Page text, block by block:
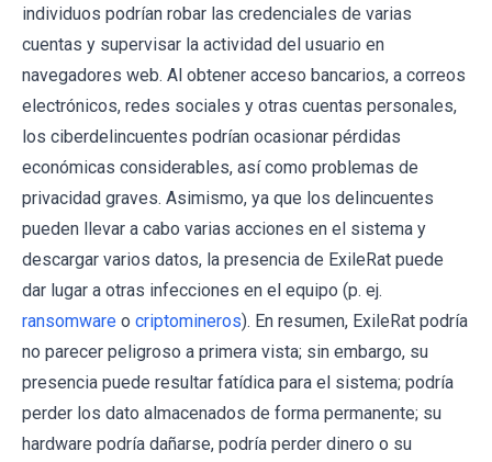
individuos podrían robar las credenciales de varias
cuentas y supervisar la actividad del usuario en
navegadores web. Al obtener acceso bancarios, a correos
electrónicos, redes sociales y otras cuentas personales,
los ciberdelincuentes podrían ocasionar pérdidas
económicas considerables, así como problemas de
privacidad graves. Asimismo, ya que los delincuentes
pueden llevar a cabo varias acciones en el sistema y
descargar varios datos, la presencia de ExileRat puede
dar lugar a otras infecciones en el equipo (p. ej.
ransomware o criptomineros). En resumen, ExileRat podría
no parecer peligroso a primera vista; sin embargo, su
presencia puede resultar fatídica para el sistema; podría
perder los dato almacenados de forma permanente; su
hardware podría dañarse, podría perder dinero o su